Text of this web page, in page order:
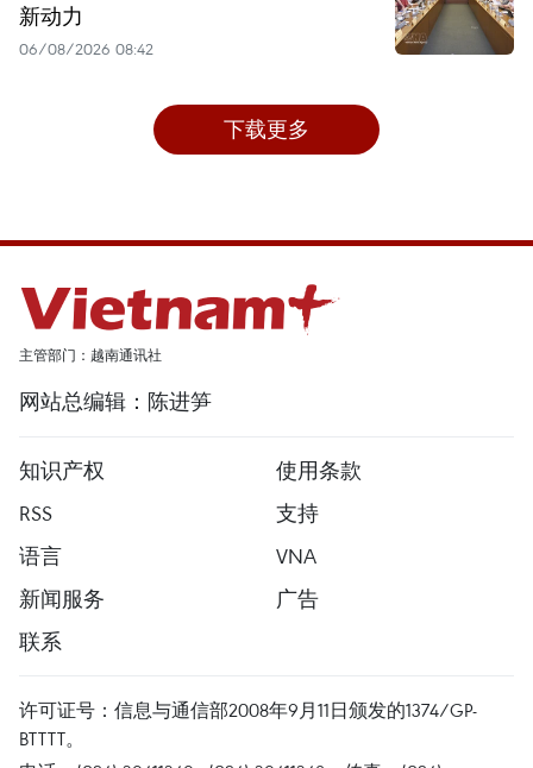
新动力
06/08/2026 08:42
下载更多
主管部门：越南通讯社
网站总编辑：陈进笋
知识产权
使用条款
RSS
支持
语言
VNA
新闻服务
广告
联系
许可证号：信息与通信部2008年9月11日颁发的1374/GP-
BTTTT。